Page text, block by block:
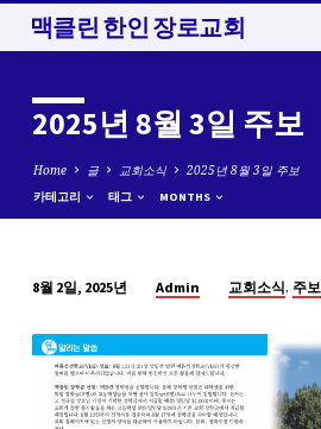
맥클린 한인 장로교회
2025년 8월 3일 주보
Home 글 교회소식 2025년 8월 3일 주보
카테고리 태그 MONTHS
년
월
8월 2일, 2025년 Admin 교회소식, 주보